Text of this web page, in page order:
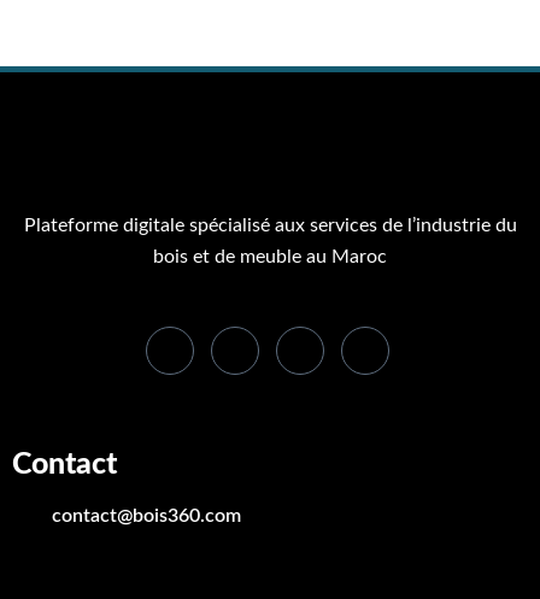
Plateforme digitale spécialisé aux services de l’industrie du
bois et de meuble au Maroc
Contact
contact@bois360.com